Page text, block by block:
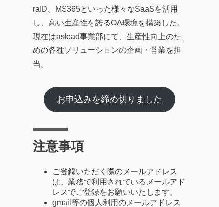
raID、MS365といった様々なSaaSを活用
し、高い生産性を誇るOA環境を構築した。
現在はaslead事業部にて、生産性向上のた
めの各種ソリューションの企画・営業を担
当。
お申込みを締め切りました
注意事項
ご登録いただく際のメールアドレス
は、業務で利用されているメールアド
レスでご登録をお願いいたします。
gmail等の個人利用のメールアドレス